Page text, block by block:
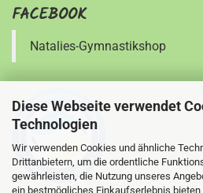
Diese Webseite verwendet
Technologien
Wir verwenden Cookies und ähnliche
Drittanbietern, um die ordentliche
gewährleisten, die Nutzung unseres
ein bestmögliches Einkaufserlebnis bieten
FACEBOOK
Natalies-Gymnastikshop